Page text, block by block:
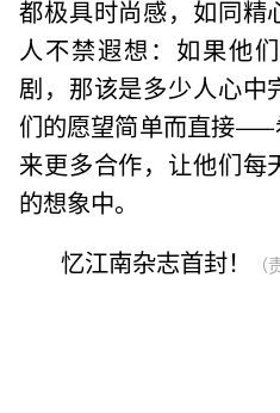
都极具时尚感，如同精
人不禁遐想：如果他
剧，那该是多少人心中
们的愿望简单而直接
来更多合作，让他们每
的想象中。
忆江南杂志首封！